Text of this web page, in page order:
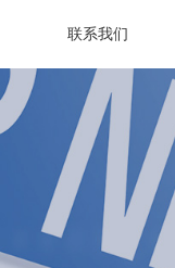
联系我们